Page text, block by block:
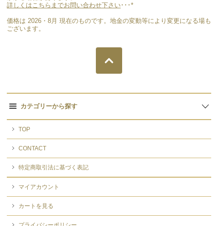
詳しくはこちらまでお問い合わせ下さい･･･*
価格は 2026・8月 現在のものです。地金の変動等により変更になる場も
ございます。
カテゴリーから探す
TOP
CONTACT
特定商取引法に基づく表記
マイアカウント
カートを見る